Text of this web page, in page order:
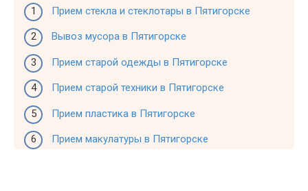
Прием стекла и стеклотары в Пятигорске
Вывоз мусора в Пятигорске
Прием старой одежды в Пятигорске
Прием старой техники в Пятигорске
Прием пластика в Пятигорске
Прием макулатуры в Пятигорске